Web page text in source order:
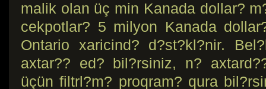
malik olan üç min Kanada dollar?
cekpotlar? 5 milyon Kanada
Ontario xaricind? d?st?kl?nir.
axtar?? ed? bil?rsiniz, n?
üçün filtrl?m? proqram? qura